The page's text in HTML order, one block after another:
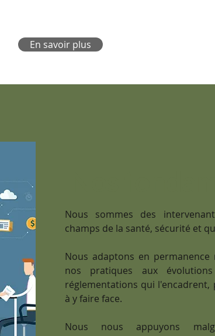
En savoir plus
Nous sommes des
champs de la santé, sécurité et
Nous adaptons en permanence
nos pratiques aux
réglementations qui l'encadrent,
à y faire face.
Nous nous appuyons